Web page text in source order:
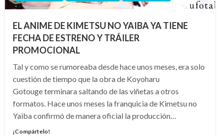
EL ANIME DE KIMETSU NO YAIBA YA TIENE
FECHA DE ESTRENO Y TRÁILER
PROMOCIONAL
Tal y como se rumoreaba desde hace unos meses, era solo
cuestión de tiempo que la obra de Koyoharu
Gotouge terminara saltando de las viñetas a otros
formatos. Hace unos meses la franquicia de Kimetsu no
Yaiba confirmó de manera oficial la producción…
¡Compártelo!